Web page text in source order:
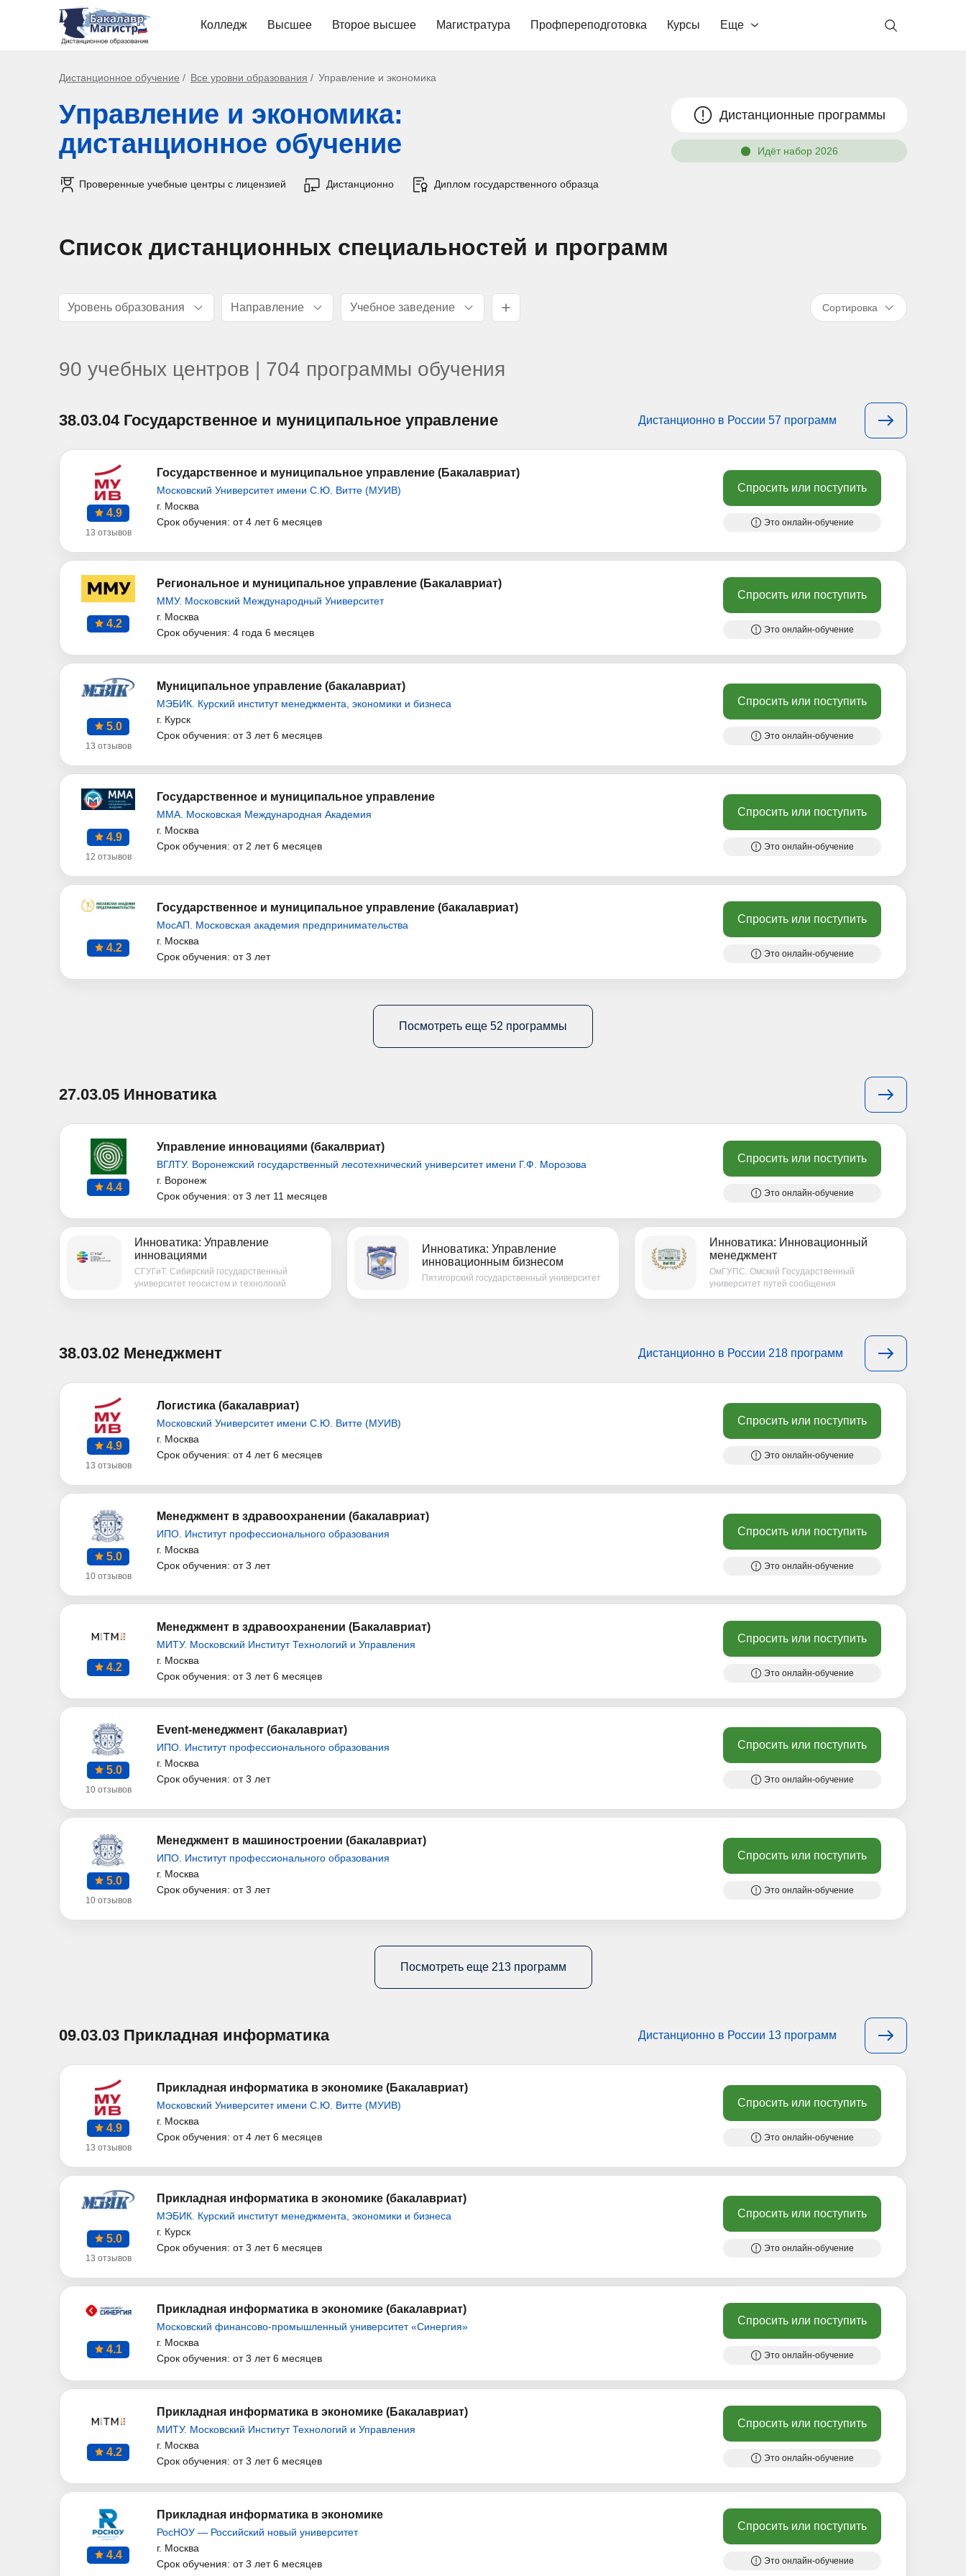
Колледж Высшее Второе высшее Магистратура Профпереподготовка Курсы Еще
Дистанционное обучение Все уровни образования Управление и экономика
Управление и экономика:
дистанционное обучение
Дистанционные программы
Идёт набор 2026
Проверенные учебные центры с лицензией Дистанционно Диплом государственного образца
Список дистанционных специальностей и программ
Уровень образования Направление Учебное заведение Сортировка
90 учебных центров | 704 программы обучения
38.03.04 Государственное и муниципальное управление Дистанционно в России 57 программ
4.9
13 отзывов
Государственное и муниципальное управление (Бакалавриат)
Московский Университет имени С.Ю. Витте (МУИВ)
г. Москва
Срок обучения: от 4 лет 6 месяцев
Спросить или поступить
Это онлайн-обучение
4.2
Региональное и муниципальное управление (Бакалавриат)
ММУ. Московский Международный Университет
г. Москва
Срок обучения: 4 года 6 месяцев
Спросить или поступить
Это онлайн-обучение
5.0
13 отзывов
Муниципальное управление (бакалавриат)
МЭБИК. Курский институт менеджмента, экономики и бизнеса
г. Курск
Срок обучения: от 3 лет 6 месяцев
Спросить или поступить
Это онлайн-обучение
4.9
12 отзывов
Государственное и муниципальное управление
ММА. Московская Международная Академия
г. Москва
Срок обучения: от 2 лет 6 месяцев
Спросить или поступить
Это онлайн-обучение
4.2
Государственное и муниципальное управление (бакалавриат)
МосАП. Московская академия предпринимательства
г. Москва
Срок обучения: от 3 лет
Спросить или поступить
Это онлайн-обучение
Посмотреть еще 52 программы
27.03.05 Инноватика
4.4
Управление инновациями (бакалвриат)
ВГЛТУ. Воронежский государственный лесотехнический университет имени Г.Ф. Морозова
г. Воронеж
Срок обучения: от 3 лет 11 месяцев
Спросить или поступить
Это онлайн-обучение
Инноватика: Управление
инновациями
СГУГиТ. Сибирский государственный
университет геосистем и технологий
Инноватика: Управление
инновационным бизнесом
Пятигорский государственный университет
Инноватика: Инновационный
менеджмент
ОмГУПС. Омский Государственный
университет путей сообщения
38.03.02 Менеджмент Дистанционно в России 218 программ
4.9
13 отзывов
Логистика (бакалавриат)
Московский Университет имени С.Ю. Витте (МУИВ)
г. Москва
Срок обучения: от 4 лет 6 месяцев
Спросить или поступить
Это онлайн-обучение
5.0
10 отзывов
Менеджмент в здравоохранении (бакалавриат)
ИПО. Институт профессионального образования
г. Москва
Срок обучения: от 3 лет
Спросить или поступить
Это онлайн-обучение
4.2
Менеджмент в здравоохранении (Бакалавриат)
МИТУ. Московский Институт Технологий и Управления
г. Москва
Срок обучения: от 3 лет 6 месяцев
Спросить или поступить
Это онлайн-обучение
5.0
10 отзывов
Event-менеджмент (бакалавриат)
ИПО. Институт профессионального образования
г. Москва
Срок обучения: от 3 лет
Спросить или поступить
Это онлайн-обучение
5.0
10 отзывов
Менеджмент в машиностроении (бакалавриат)
ИПО. Институт профессионального образования
г. Москва
Срок обучения: от 3 лет
Спросить или поступить
Это онлайн-обучение
Посмотреть еще 213 программ
09.03.03 Прикладная информатика Дистанционно в России 13 программ
4.9
13 отзывов
Прикладная информатика в экономике (Бакалавриат)
Московский Университет имени С.Ю. Витте (МУИВ)
г. Москва
Срок обучения: от 4 лет 6 месяцев
Спросить или поступить
Это онлайн-обучение
5.0
13 отзывов
Прикладная информатика в экономике (бакалавриат)
МЭБИК. Курский институт менеджмента, экономики и бизнеса
г. Курск
Срок обучения: от 3 лет 6 месяцев
Спросить или поступить
Это онлайн-обучение
4.1
Прикладная информатика в экономике (бакалавриат)
Московский финансово-промышленный университет «Синергия»
г. Москва
Срок обучения: от 3 лет 6 месяцев
Спросить или поступить
Это онлайн-обучение
4.2
Прикладная информатика в экономике (Бакалавриат)
МИТУ. Московский Институт Технологий и Управления
г. Москва
Срок обучения: от 3 лет 6 месяцев
Спросить или поступить
Это онлайн-обучение
4.4
Прикладная информатика в экономике
РосНОУ — Российский новый университет
г. Москва
Срок обучения: от 3 лет 6 месяцев
Спросить или поступить
Это онлайн-обучение